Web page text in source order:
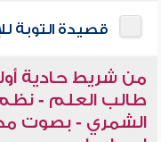
قصيدة التوبة
من شريط حادية
طالب العلم -
الشمري - بصوت